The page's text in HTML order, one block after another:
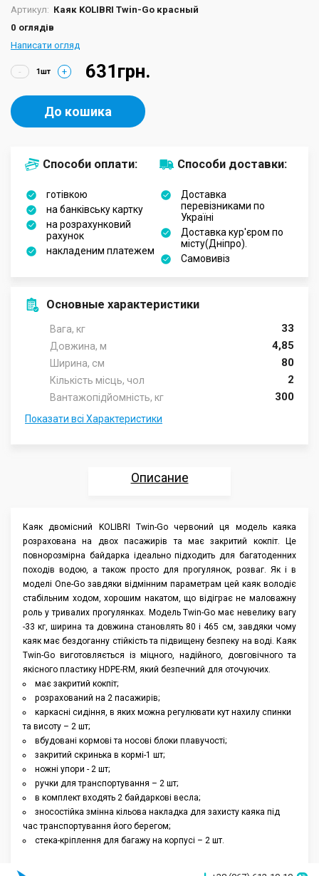
Артикул: Каяк KOLIBRI Twin-Go красный
0 оглядів
Написати огляд
- + 631грн.
До кошика
Способи оплати:
готівкою
на банківську картку
на розрахунковий
рахунок
накладеним платежем
Способи доставки:
Доставка
перевізниками по
Україні
Доставка кур'єром по
місту(Дніпро).
Самовивіз
Основные характеристики
Вага, кг 33
Довжина, м 4,85
Ширина, cм 80
Кількість місць, чол 2
Вантажопідйомність, кг 300
Показати всі Характеристики
Описание
Отзывы
Аксессуары
Каяк двомісний KOLIBRI Twin-Go червоний ця модель каяка
розрахована на двох пасажирів та має закритий кокпіт. Це
повнорозмірна байдарка ідеально підходить для багатоденних
походів водою, а також просто для прогулянок, розваг. Як і в
моделі One-Go завдяки відмінним параметрам цей каяк володіє
стабільним ходом, хорошим накатом, що відіграє не маловажну
роль у тривалих прогулянках. Модель Twin-Go має невелику вагу
-33 кг, ширина та довжина становлять 80 і 465 см, завдяки чому
каяк має бездоганну стійкість та підвищену безпеку на воді. Каяк
Twin-Go виготовляється із міцного, надійного, довговічного та
якісного пластику HDPE-RM, який безпечний для оточуючих.
має закритий кокпіт;
розрахований на 2 пасажирів;
каркасні сидіння, в яких можна регулювати кут нахилу спинки
та висоту – 2 шт;
вбудовані кормові та носові блоки плавучості;
закритий скринька в кормі-1 шт;
ножні упори - 2 шт;
ручки для транспортування – 2 шт;
в комплект входять 2 байдаркові весла;
зносостійка змінна кільова накладка для захисту каяка під
час транспортування його берегом;
стека-кріплення для багажу на корпусі – 2 шт.